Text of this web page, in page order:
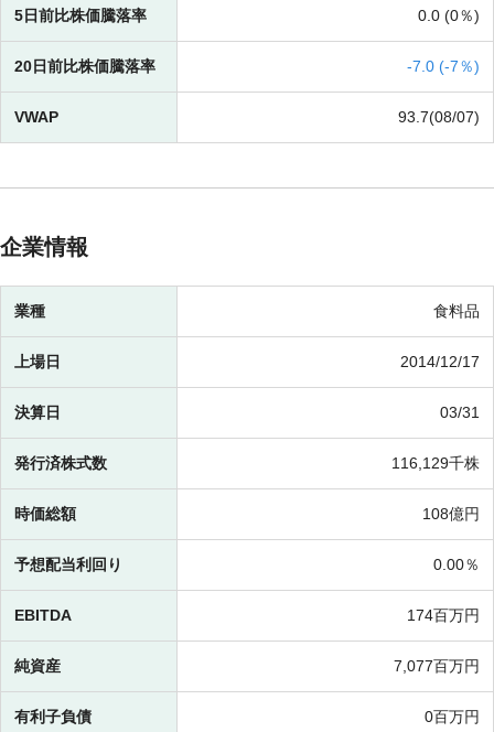
5日前比株価騰落率 0.0 (0％)
20日前比株価騰落率 -7.0 (-7％)
VWAP 93.7(08/07)
企業情報
業種 食料品
上場日 2014/12/17
決算日 03/31
発行済株式数 116,129千株
時価総額 108億円
予想配当利回り 0.00％
EBITDA 174百万円
純資産 7,077百万円
有利子負債 0百万円